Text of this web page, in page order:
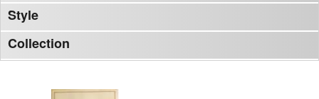
Style
Collection